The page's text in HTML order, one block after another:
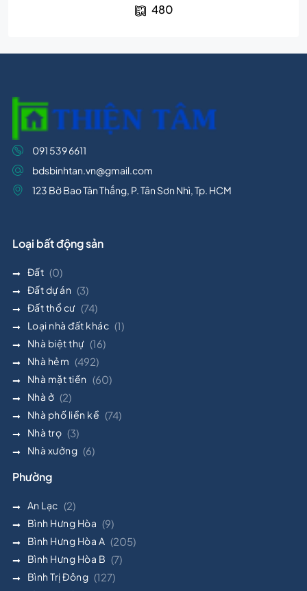
480
091 539 6611
bdsbinhtan.vn@gmail.com
123 Bờ Bao Tân Thắng, P. Tân Sơn Nhì, Tp. HCM
Loại bất động sản
Đất (0)
Đất dự án (3)
Đất thổ cư (74)
Loại nhà đất khác (1)
Nhà biệt thự (16)
Nhà hẻm (492)
Nhà mặt tiền (60)
Nhà ở (2)
Nhà phố liền kề (74)
Nhà trọ (3)
Nhà xưởng (6)
Phường
An Lạc (2)
Bình Hưng Hòa (9)
Bình Hưng Hòa A (205)
Bình Hưng Hòa B (7)
Bình Trị Đông (127)